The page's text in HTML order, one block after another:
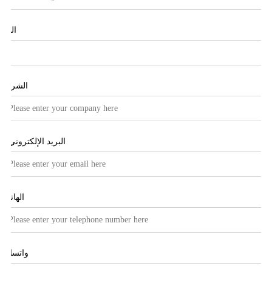
البلد
الشركة
البريد الإلكتروني
الهاتف
واتساب